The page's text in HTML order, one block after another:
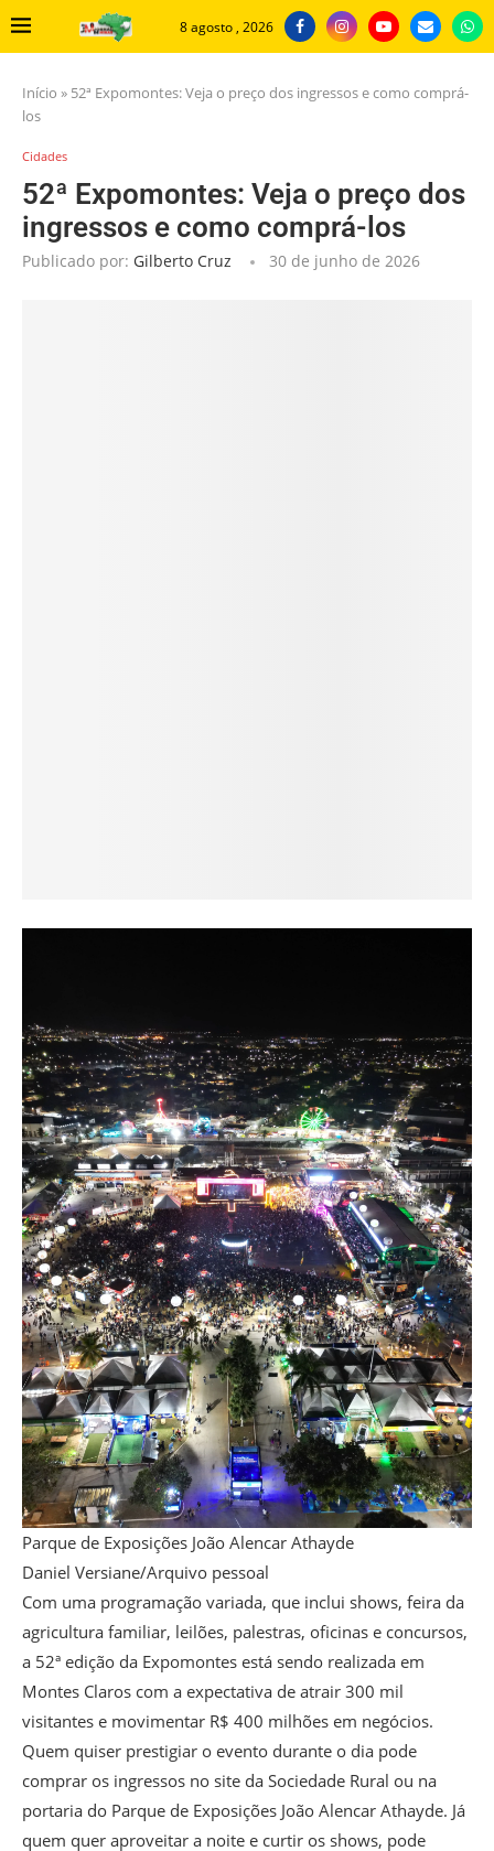
8 agosto , 2026
Início » 52ª Expomontes: Veja o preço dos ingressos e como comprá-
los
Cidades
52ª Expomontes: Veja o preço dos
ingressos e como comprá-los
Publicado por: Gilberto Cruz 30 de junho de 2026
Parque de Exposições João Alencar Athayde
Daniel Versiane/Arquivo pessoal
Com uma programação variada, que inclui shows, feira da
agricultura familiar, leilões, palestras, oficinas e concursos,
a 52ª edição da Expomontes está sendo realizada em
Montes Claros com a expectativa de atrair 300 mil
visitantes e movimentar R$ 400 milhões em negócios.
Quem quiser prestigiar o evento durante o dia pode
comprar os ingressos no site da Sociedade Rural ou na
portaria do Parque de Exposições João Alencar Athayde. Já
quem quer aproveitar a noite e curtir os shows, pode